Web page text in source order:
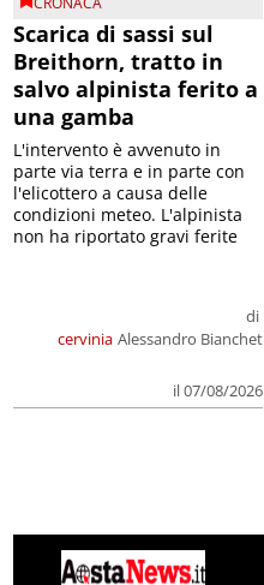
Scarica di sassi sul
Breithorn, tratto in
salvo alpinista ferito a
una gamba
cervinia
di
Alessandro Bianchet
il 07/08/2026
L'intervento è avvenuto in
parte via terra e in parte con
l'elicottero a causa delle
condizioni meteo. L'alpinista
non ha riportato gravi ferite